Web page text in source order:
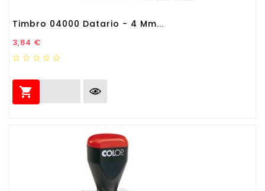
Timbro 04000 Datario - 4 Mm...
Prezzo
3,84 €
